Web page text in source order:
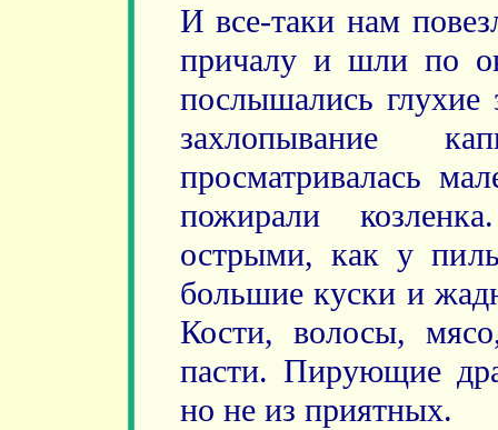
И все-таки нам
причалу и шли по
послышались
захлопывание
просматривалась
пожирали
острыми, как у
большие куски и
Кости, волосы,
пасти. Пирующие
но не из приятных.